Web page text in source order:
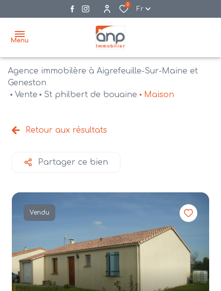
0
Fr
Menu
accueil
vente
agences
estimation
mail
contact
Agence immobilère à Aigrefeuille-Sur-Maine et
Geneston
Vente
St philbert de bouaine Maison
Retour aux résultats
Partager ce bien
Vendu